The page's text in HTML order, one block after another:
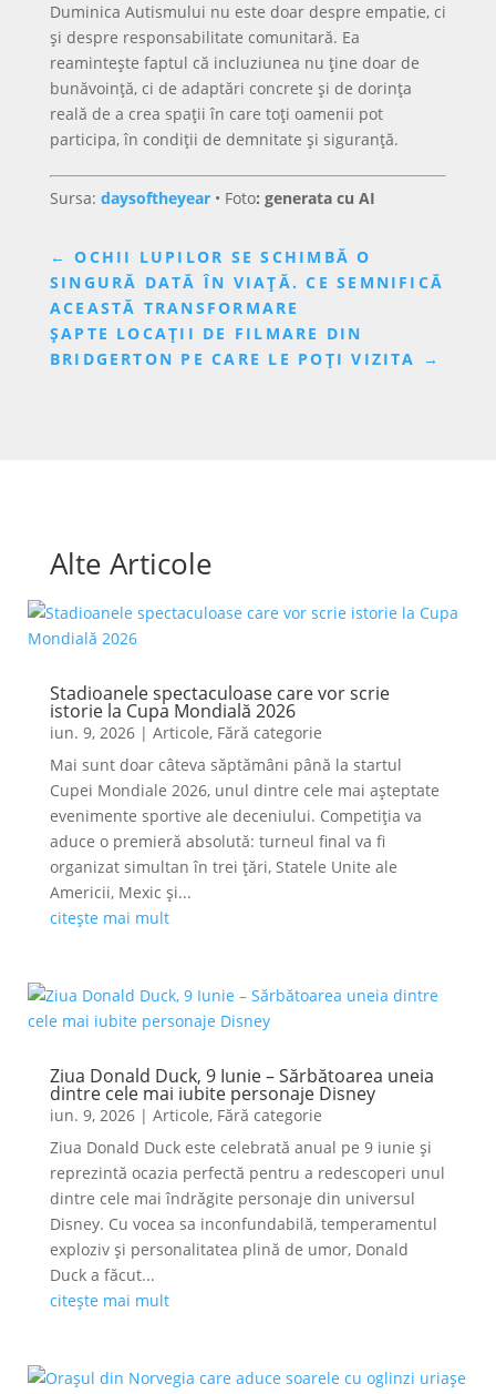
Duminica Autismului nu este doar despre empatie, ci
și despre responsabilitate comunitară. Ea
reamintește faptul că incluziunea nu ține doar de
bunăvoință, ci de adaptări concrete și de dorința
reală de a crea spații în care toți oamenii pot
participa, în condiții de demnitate și siguranță.
Sursa: daysoftheyear• Foto: generata cu AI
←OCHII LUPILOR SE SCHIMBĂ O
SINGURĂ DATĂ ÎN VIAȚĂ. CE SEMNIFICĂ
ACEASTĂ TRANSFORMARE
ȘAPTE LOCAȚII DE FILMARE DIN
BRIDGERTON PE CARE LE POȚI VIZITA →
Alte Articole
Stadioanele spectaculoase care vor scrie
istorie la Cupa Mondială 2026
iun. 9, 2026| Articole, Fără categorie
Mai sunt doar câteva săptămâni până la startul
Cupei Mondiale 2026, unul dintre cele mai așteptate
evenimente sportive ale deceniului. Competiția va
aduce o premieră absolută: turneul final va fi
organizat simultan în trei țări, Statele Unite ale
Americii, Mexic și...
citește mai mult
Ziua Donald Duck, 9 Iunie – Sărbătoarea uneia
dintre cele mai iubite personaje Disney
iun. 9, 2026| Articole, Fără categorie
Ziua Donald Duck este celebrată anual pe 9 iunie și
reprezintă ocazia perfectă pentru a redescoperi unul
dintre cele mai îndrăgite personaje din universul
Disney. Cu vocea sa inconfundabilă, temperamentul
exploziv și personalitatea plină de umor, Donald
Duck a făcut...
citește mai mult